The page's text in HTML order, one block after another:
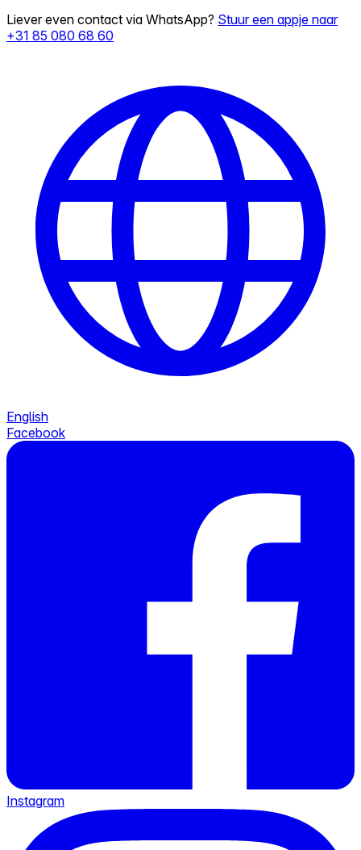
Liever even contact via WhatsApp? Stuur een appje naar
+31 85 080 68 60
English
Facebook
Instagram